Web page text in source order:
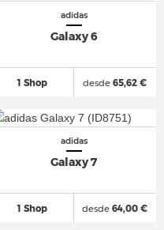
adidas
Galaxy 6
1 Shop desde 65,62 €
adidas
Galaxy 7
1 Shop desde 64,00 €